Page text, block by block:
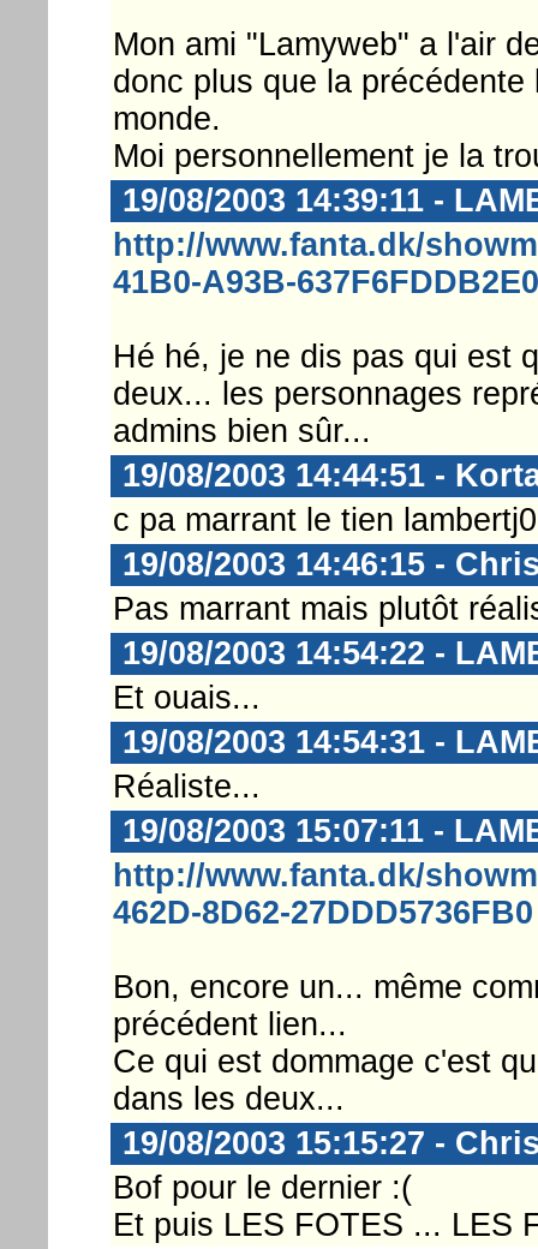
Mon ami "Lamyweb" a l'air
donc plus que la
monde.
Moi personnellement je la
19/08/2003 14:39:11 -
http://www.fanta.dk/
41B0-A93B-637F6FDDB2E0
Hé hé, je ne dis pas qui est
deux... les personnages
admins bien sûr...
19/08/2003 14:44:51 -
c pa marrant le tien
19/08/2003 14:46:15 -
Pas marrant mais plutôt
19/08/2003 14:54:22 -
Et ouais...
19/08/2003 14:54:31 -
Réaliste...
19/08/2003 15:07:11 -
http://www.fanta.dk/
462D-8D62-27DDD5736FB0
Bon, encore un... même
précédent lien...
Ce qui est dommage c'est
dans les deux...
19/08/2003 15:15:27 -
Bof pour le dernier :(
Et puis LES FOTES ... LES